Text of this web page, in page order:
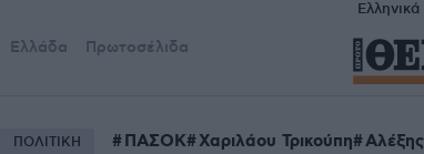
Ελληνικά
Ελλάδα Πρωτοσέλιδα
ΠΟΛΙΤΙΚΗ ΠΑΣΟΚ Χαριλάου Τρικούπη